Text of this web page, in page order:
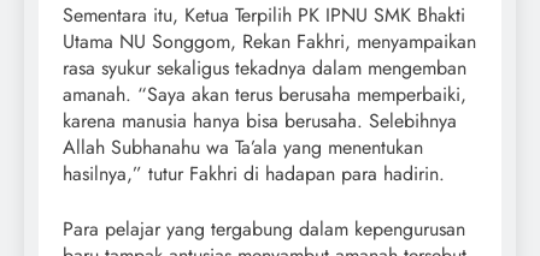
Sementara itu, Ketua Terpilih PK IPNU SMK Bhakti
Utama NU Songgom, Rekan Fakhri, menyampaikan
rasa syukur sekaligus tekadnya dalam mengemban
amanah. “Saya akan terus berusaha memperbaiki,
karena manusia hanya bisa berusaha. Selebihnya
Allah Subhanahu wa Ta’ala yang menentukan
hasilnya,” tutur Fakhri di hadapan para hadirin.
Para pelajar yang tergabung dalam kepengurusan